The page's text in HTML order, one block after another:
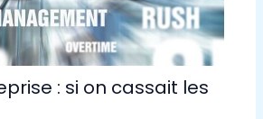
: si on cassait les